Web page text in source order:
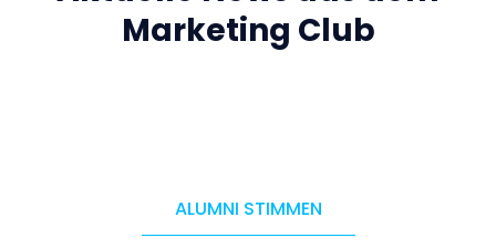
Marketing Club
ALUMNI STIMMEN